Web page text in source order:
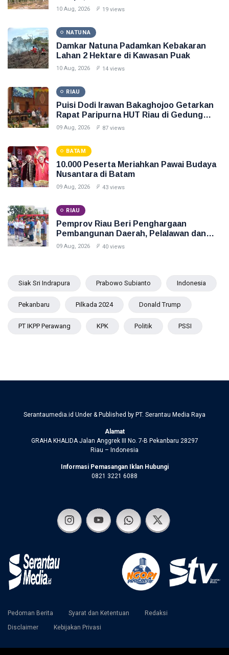
10 Aug, 2026 19 views
NATUNA
Damkar Natuna Padamkan Kebakaran
Lahan 2 Hektare di Kawasan Puak
10 Aug, 2026 14 views
RIAU
Puisi Dodi Irawan Bakaghojoo Getarkan
Rapat Paripurna HUT Riau di Gedung
DPRD
09 Aug, 2026 87 views
BATAM
10.000 Peserta Meriahkan Pawai Budaya
Nusantara di Batam
09 Aug, 2026 43 views
RIAU
Pemprov Riau Beri Penghargaan
Pembangunan Daerah, Pelalawan dan
Dumai Terbaik
09 Aug, 2026 40 views
Siak Sri Indrapura Prabowo Subianto Indonesia
Pekanbaru Pilkada 2024 Donald Trump
PT IKPP Perawang KPK Politik PSSI
Serantaumedia.id Under & Published by PT. Serantau Media Raya
Alamat
GRAHA KHALIDA Jalan Anggrek III No. 7-B Pekanbaru 28297
Riau – Indonesia
Informasi Pemasangan Iklan Hubungi
0821 3221 6088
Pedoman Berita Syarat dan Ketentuan
Redaksi
Disclaimer
Kebijakan Privasi